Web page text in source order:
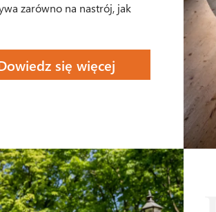
zarówno na nastrój, jak
się więcej